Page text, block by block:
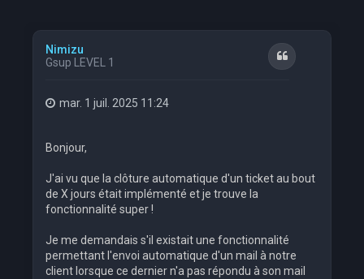
Nimizu
Gsup LEVEL 1
Citation
mar. 1 juil. 2025 11:24
Bonjour,
J'ai vu que la clôture automatique d'un ticket au bout
de X jours était implémenté et je trouve la
fonctionnalité super !
Je me demandais s'il existait une fonctionnalité
permettant l'envoi automatique d'un mail à notre
client lorsque ce dernier n'a pas répondu à son mail